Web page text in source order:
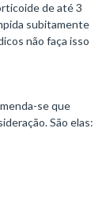
de até 3
subitamente
não faça isso
se que
São elas: